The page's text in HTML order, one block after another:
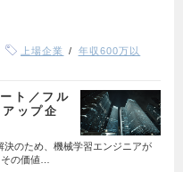
上場企業
年収600万以
ト／フル
ップ企
決のため、機械学習エンジニアが
の価値…